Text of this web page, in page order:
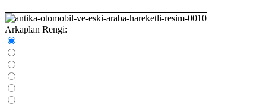
Arkaplan Rengi: